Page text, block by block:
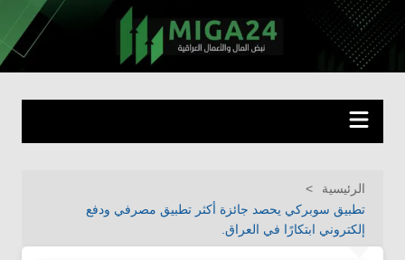
التجاوز
إلى
المحتوى
miga24.com نبض المال والأعمال العراقية
الرئيسية
تطبيق سوبركي يحصد جائزة أكثر تطبيق مصرفي ودفع
إلكتروني ابتكارًا في العراق.